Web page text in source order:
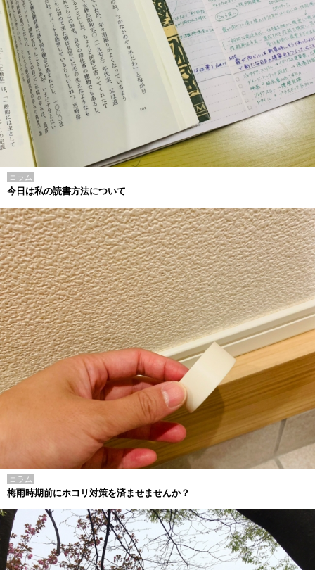
コラム
今日は私の読書方法について
コラム
梅雨時期前にホコリ対策を済ませませんか？